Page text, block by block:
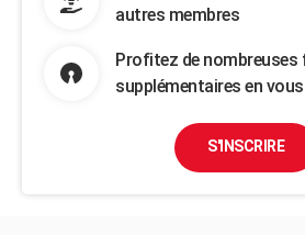
autres membres
Profitez de
supplémentaires en
S'INSCRIRE